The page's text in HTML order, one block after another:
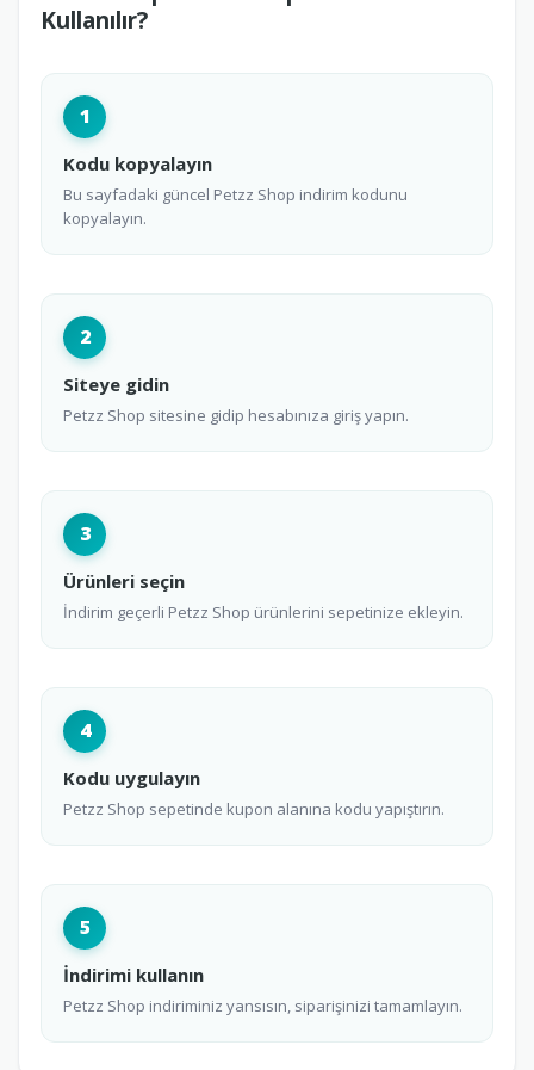
Kullanılır?
1
Kodu kopyalayın
Bu sayfadaki güncel Petzz Shop indirim kodunu
kopyalayın.
2
Siteye gidin
Petzz Shop sitesine gidip hesabınıza giriş yapın.
3
Ürünleri seçin
İndirim geçerli Petzz Shop ürünlerini sepetinize ekleyin.
4
Kodu uygulayın
Petzz Shop sepetinde kupon alanına kodu yapıştırın.
5
İndirimi kullanın
Petzz Shop indiriminiz yansısın, siparişinizi tamamlayın.